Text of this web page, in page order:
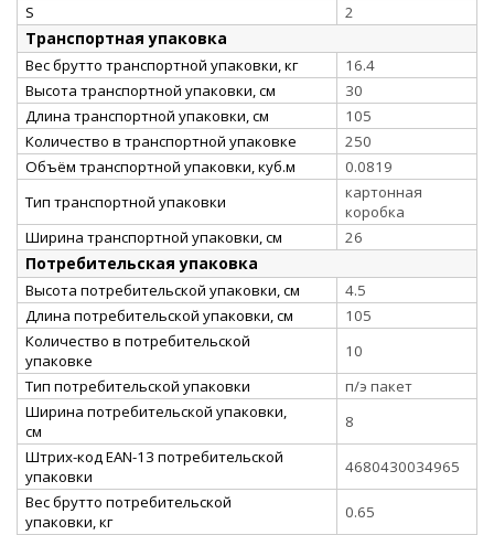
S
2
Транспортная упаковка
Вес брутто транспортной упаковки, кг
16.4
Высота транспортной упаковки, см
30
Длина транспортной упаковки, см
105
Количество в транспортной упаковке
250
Объём транспортной упаковки, куб.м
0.0819
Тип транспортной упаковки
картонная
коробка
Ширина транспортной упаковки, см
26
Потребительская упаковка
Высота потребительской упаковки, см
4.5
Длина потребительской упаковки, см
105
Количество в потребительской
упаковке
10
Тип потребительской упаковки
п/э пакет
Ширина потребительской упаковки,
см
8
Штрих-код EAN-13 потребительской
упаковки
4680430034965
Вес брутто потребительской
упаковки, кг
0.65